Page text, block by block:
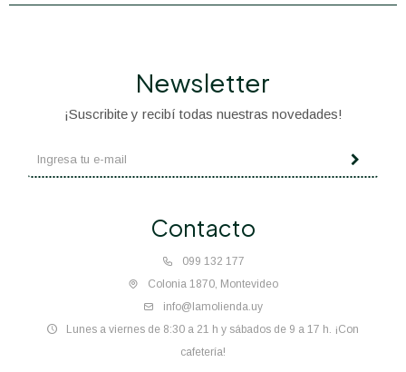
Contacto
099 132 177
Colonia 1870, Montevideo
info@lamolienda.uy
Lunes a viernes de 8:30 a 21 h y sábados de 9 a 17 h. ¡Con
cafetería!
Newsletter
¡Suscribite y recibí todas nuestras novedades!